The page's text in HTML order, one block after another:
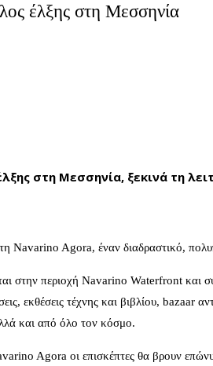
έλξης στη Μεσσηνία
στη Μεσσηνία, ξεκινά τη
Navarino Agora, έναν διαδραστικό,
στην περιοχή Navarino Waterfront και
εκθέσεις τέχνης και βιβλίου,
και από όλο τον κόσμο.
Agora οι επισκέπτες θα βρουν